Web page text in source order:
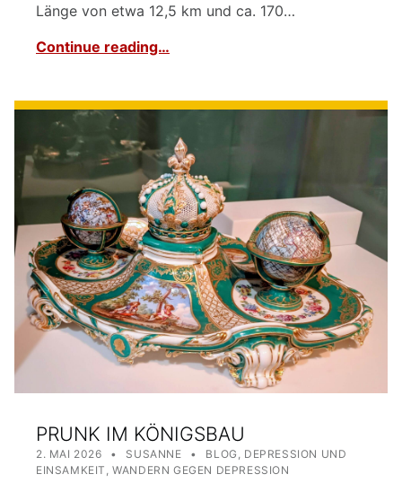
Länge von etwa 12,5 km und ca. 170…
Continue reading…
PRUNK IM KÖNIGSBAU
2. MAI 2026 SUSANNE CATEGORIZED IN:
BLOG
DEPRESSION UND
EINSAMKEIT ,WANDERN GEGEN DEPRESSION